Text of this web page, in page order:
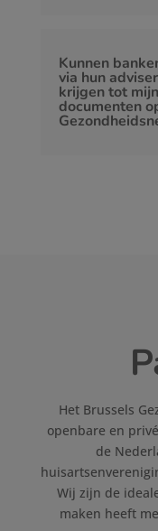
Kunnen
via hun
krijgen tot
documenten
Het Brussels
openbare en
de
Wij zijn de
maken heeft